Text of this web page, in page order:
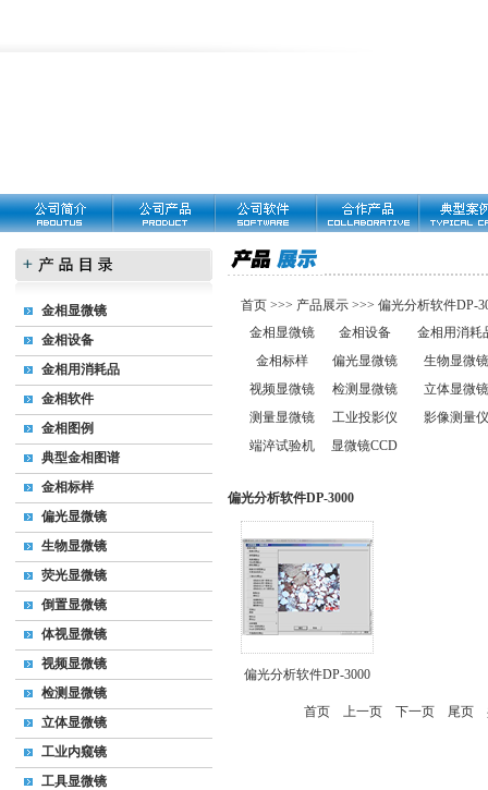
金相显微镜
金相设备
金相用消耗品
金相软件
金相图例
典型金相图谱
金相标样
偏光显微镜
生物显微镜
荧光显微镜
倒置显微镜
体视显微镜
视频显微镜
检测显微镜
立体显微镜
工业内窥镜
工具显微镜
首页 >>> 产品展示 >>> 偏光分析软件DP-
金相显微镜
金相设备
金相用消耗
金相标样
偏光显微镜
生物显微镜
视频显微镜
检测显微镜
立体显微镜
测量显微镜
工业投影仪
影像测量仪
端淬试验机
显微镜CCD
偏光分析软件DP-3000
偏光分析软件DP-3000
首页 上一页 下一页 尾页